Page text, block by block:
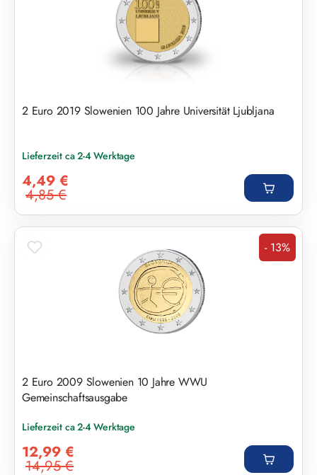
2 Euro 2019 Slowenien 100 Jahre Universität Ljubljana
Lieferzeit ca 2-4 Werktage
4,49 €
Regulärer Preis:
4,85 €
Rabatt
- 13%
2 Euro 2009 Slowenien 10 Jahre WWU
Gemeinschaftsausgabe
Lieferzeit ca 2-4 Werktage
12,99 €
Regulärer Preis:
14,95 €